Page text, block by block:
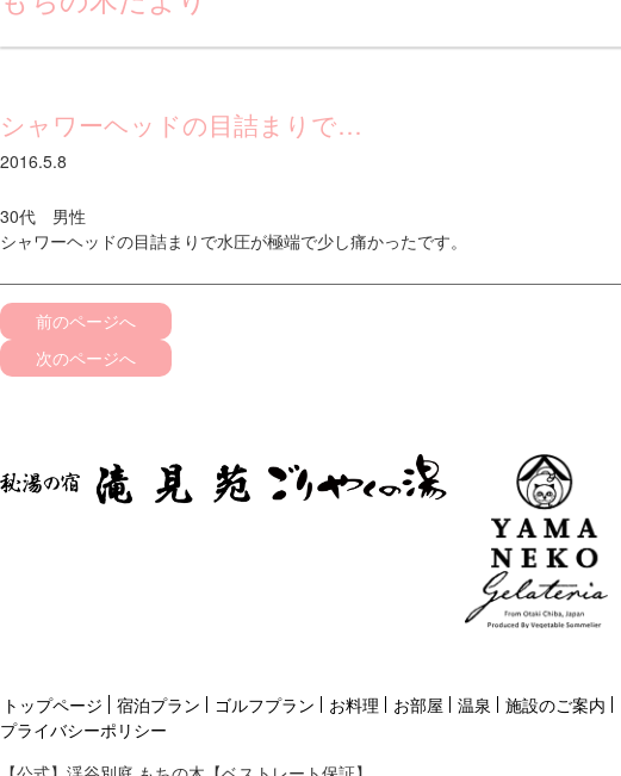
シャワーヘッドの目詰まりで…
2016.5.8
30代 男性
シャワーヘッドの目詰まりで水圧が極端で少し痛かったです。
前のページへ
次のページへ
トップページ 宿泊プラン ゴルフプラン お料理 お部屋 温泉 施設のご案内
プライバシーポリシー